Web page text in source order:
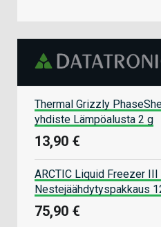
Thermal Grizzly
yhdiste Lämpöalusta 2 g
13,90 €
ARCTIC Liquid Freezer
Nestejäähdytyspakkaus
75,90 €